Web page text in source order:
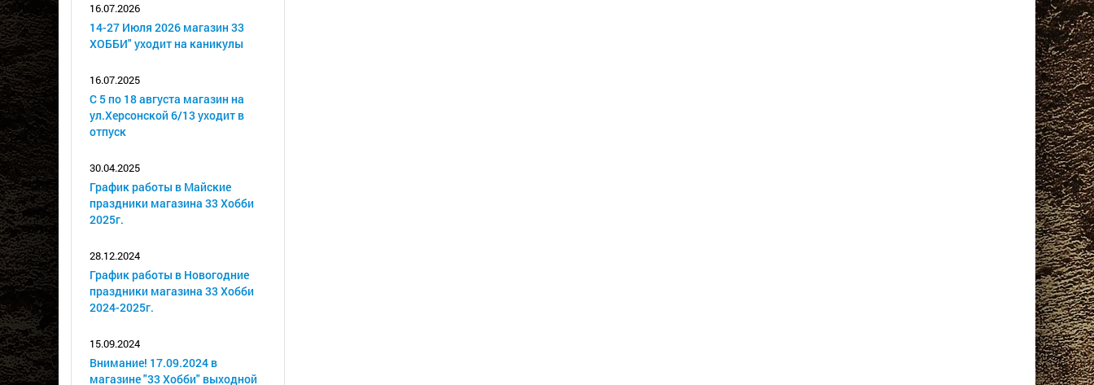
16.07.2026
14-27 Июля 2026 магазин 33
ХОББИ" уходит на каникулы
16.07.2025
С 5 по 18 августа магазин на
ул.Херсонской 6/13 уходит в
отпуск
30.04.2025
График работы в Майские
праздники магазина 33 Хобби
2025г.
28.12.2024
График работы в Новогодние
праздники магазина 33 Хобби
2024-2025г.
15.09.2024
Внимание! 17.09.2024 в
магазине "33 Хобби" выходной